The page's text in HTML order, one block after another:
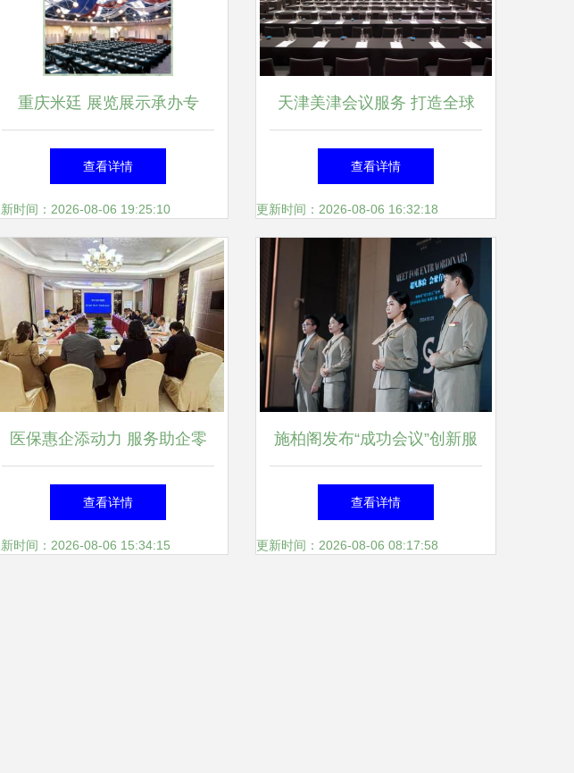
重庆米廷 展览展示承办专
家，助力品牌闪耀山城
查看详情
时间：2026-08-06 19:25:10
天津美津会议服务 打造全球
学术会议一站式管理标杆
查看详情
更新时间：2026-08-06 16:32:18
医保惠企添动力 服务助企零
距离——阆中市医保局召开医
疗保障“服务年”医保助企行座
查看详情
时间：2026-08-06 15:34:15
施柏阁发布“成功会议”创新服
务理念，以一站式专业方案助
力会展行业高质量发展
查看详情
更新时间：2026-08-06 08:17:58